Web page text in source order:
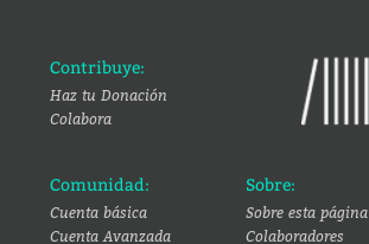
Contribuye:
Haz tu Donación
Colabora
Comunidad:
Cuenta básica
Cuenta Avanzada
Sobre:
Sobre esta página
Colaboradores